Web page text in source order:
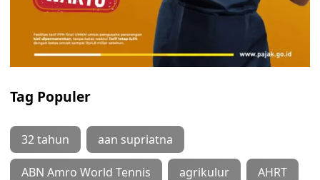
Tag Populer
32 tahun aan supriatna
ABN Amro World Tennis agrikulur AHRT